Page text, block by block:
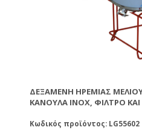
ΔΕΞΑΜΕΝΉ ΗΡΕΜΊΑΣ ΜΕΛΙΟΎ
ΚΆΝΟΥΛΑ INOX, ΦΊΛΤΡΟ
Κωδικός προϊόντος: LG55602